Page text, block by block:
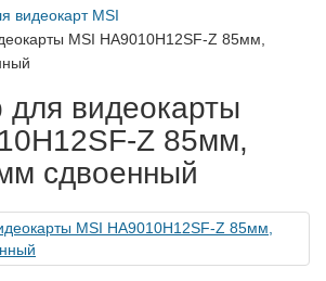
видеокарт MSI
MSI HA9010H12SF-Z 85мм,
для видеокарты
Z 85мм,
сдвоенный